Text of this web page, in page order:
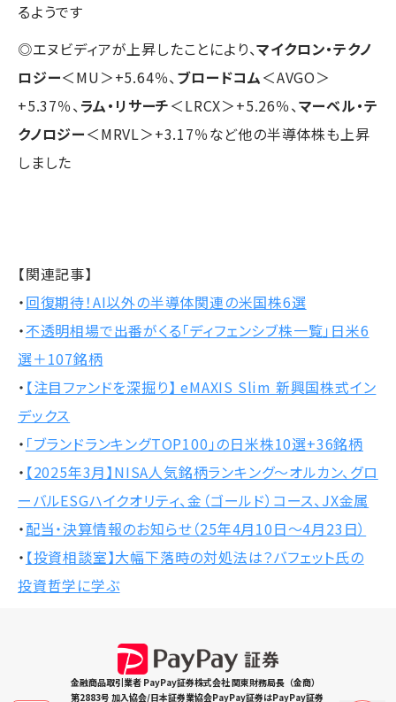
るようです
◎エヌビディアが上昇したことにより、マイクロン・テクノ
ロジー＜MU＞+5.64％、ブロードコム＜AVGO＞
+5.37％、ラム・リサーチ＜LRCX＞+5.26％、マーベル・テ
クノロジー＜MRVL＞+3.17％など他の半導体株も上昇
しました
【関連記事】
・回復期待！AI以外の半導体関連の米国株6選
・不透明相場で出番がくる「ディフェンシブ株一覧」日米6
選＋107銘柄
・ 【注目ファンドを深掘り】 eMAXIS Slim 新興国株式イン
デックス
・ 「ブランドランキングTOP100」の日米株10選+36銘柄
・ 【2025年3月】NISA人気銘柄ランキング～オルカン、グロ
ーバルESGハイクオリティ、金（ゴールド）コース、JX金属
・配当・決算情報のお知らせ（25年4月10日〜4月23日）
・ 【投資相談室】大幅下落時の対処法は？バフェット氏の
投資哲学に学ぶ
金融商品取引業者 PayPay証券株式会社 関東財務局長（金商）
第2883号 加入協会/日本証券業協会PayPay証券はPayPay証券